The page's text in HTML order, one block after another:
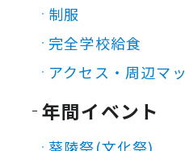
制服
完全学校給食
アクセス・周辺マ
年間イベント